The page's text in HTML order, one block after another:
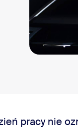
pracy nie